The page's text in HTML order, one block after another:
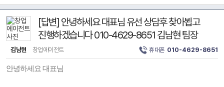
[답변] 안녕하세요 대표님 유선 상담후 찾아뵙고
진행하겠습니다 010-4629-8651 김남현 팀장
김남현 창업에이전트 휴대폰 010-4629-8651
안녕하세요 대표님